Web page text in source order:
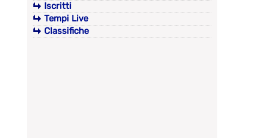
Iscritti
Tempi Live
Classifiche